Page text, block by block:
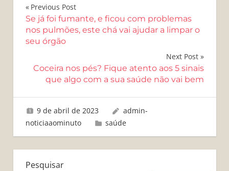
Navegação
de
Post
Previous Post
Se já foi fumante, e ficou com problemas
nos pulmões, este chá vai ajudar a limpar o
seu órgão
Next Post
Coceira nos pés? Fique atento aos 5 sinais
que algo com a sua saúde não vai bem
9 de abril de 2023
admin-
noticiaaominuto
saúde
Pesquisar